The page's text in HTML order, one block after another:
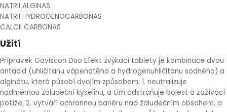
NATRII ALGINAS
NATRII HYDROGENOCARBONAS
CALCII CARBONAS
Užití
Přípravek Gaviscon Duo Efekt žvýkací tablety je kombinace dvou
antacid (uhličitanu vápenatého a hydrogenuhličitanu sodného) a
alginátu, která působí dvojím způsobem: 1. neutralizuje
nadměrnou žaludeční kyselinu, a tím odstraňuje bolest a zažívací
potíže; 2. vytváří ochrannou bariéru nad žaludečním obsahem, a